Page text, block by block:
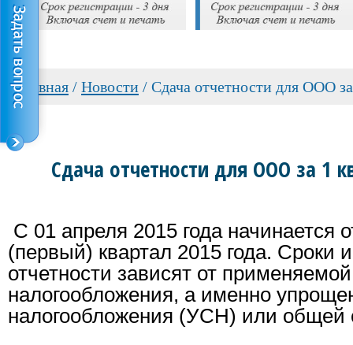
Главная / Новости / Сдача отчетности для ООО
Сдача отчетности для ООО за 1
С 01 апреля 2015 года начинается
(первый) квартал 2015 года. Сроки
отчетности зависят от
налогообложения, а именно
налогообложения (УСН) или